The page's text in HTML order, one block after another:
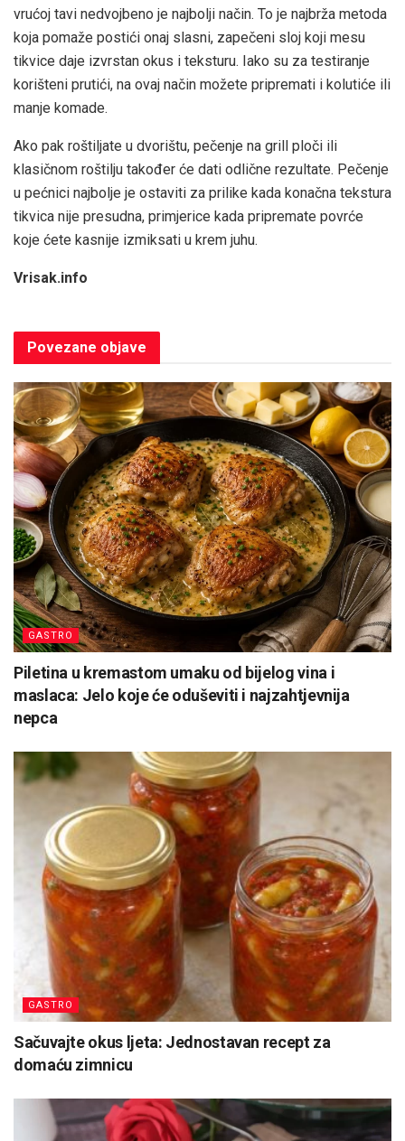
vrućoj tavi nedvojbeno je najbolji način. To je najbrža metoda
koja pomaže postići onaj slasni, zapečeni sloj koji mesu
tikvice daje izvrstan okus i teksturu. Iako su za testiranje
korišteni prutići, na ovaj način možete pripremati i kolutiće ili
manje komade.
Ako pak roštiljate u dvorištu, pečenje na grill ploči ili
klasičnom roštilju također će dati odlične rezultate. Pečenje
u pećnici najbolje je ostaviti za prilike kada konačna tekstura
tikvica nije presudna, primjerice kada pripremate povrće
koje ćete kasnije izmiksati u krem juhu.
Vrisak.info
Povezane objave
GASTRO
Piletina u kremastom umaku od bijelog vina i
maslaca: Jelo koje će oduševiti i najzahtjevnija
nepca
GASTRO
Sačuvajte okus ljeta: Jednostavan recept za
domaću zimnicu